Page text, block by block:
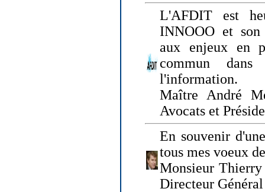
L'AFDIT est
INNOOO et
aux enjeux en
commun
l'information.
Maître André
Avocats et
En souvenir
tous mes voeux
Monsieur
Directeur